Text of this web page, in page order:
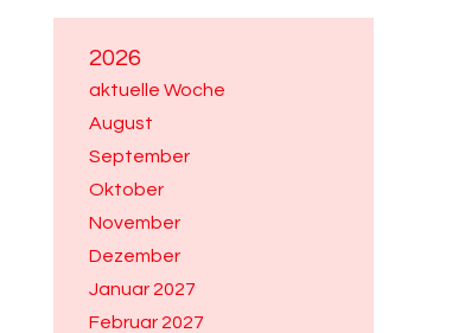
2026
aktuelle Woche
August
September
Oktober
November
Dezember
Januar 2027
Februar 2027